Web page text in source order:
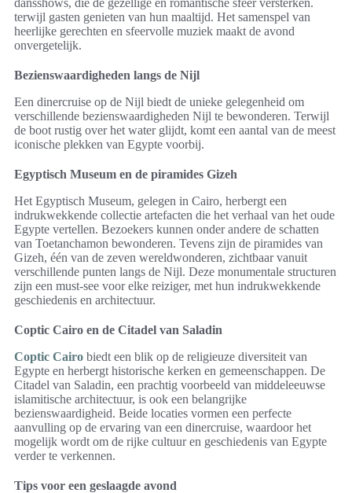
terwijl gasten genieten van hun maaltijd. Het samenspel van
heerlijke gerechten en sfeervolle muziek maakt de avond
onvergetelijk.
Bezienswaardigheden langs de Nijl
Een dinercruise op de Nijl biedt de unieke gelegenheid om
verschillende bezienswaardigheden Nijl te bewonderen. Terwijl
de boot rustig over het water glijdt, komt een aantal van de meest
iconische plekken van Egypte voorbij.
Egyptisch Museum en de piramides Gizeh
Het Egyptisch Museum, gelegen in Cairo, herbergt een
indrukwekkende collectie artefacten die het verhaal van het oude
Egypte vertellen. Bezoekers kunnen onder andere de schatten
van Toetanchamon bewonderen. Tevens zijn de piramides van
Gizeh, één van de zeven wereldwonderen, zichtbaar vanuit
verschillende punten langs de Nijl. Deze monumentale structuren
zijn een must-see voor elke reiziger, met hun indrukwekkende
geschiedenis en architectuur.
Coptic Cairo en de Citadel van Saladin
Coptic Cairo biedt een blik op de religieuze diversiteit van
Egypte en herbergt historische kerken en gemeenschappen. De
Citadel van Saladin, een prachtig voorbeeld van middeleeuwse
islamitische architectuur, is ook een belangrijke
bezienswaardigheid. Beide locaties vormen een perfecte
aanvulling op de ervaring van een dinercruise, waardoor het
mogelijk wordt om de rijke cultuur en geschiedenis van Egypte
verder te verkennen.
Tips voor een geslaagde avond